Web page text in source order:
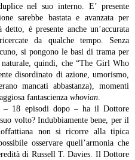
nel suo interno. E’ presente
sarebbe bastata e avanzata per
è presente anche un’accurata
da qualche tempo. Senza
si pongono le basi di trama per
naturale, quindi, che “The Girl Who
disordinato di azione, umorismo,
mancati abbastanza), momenti
fantascienza whovian
– 18 episodi dopo – ha il Dottore
volto? Indubbiamente bene, per il
non si ricorre alla tipica
osservare quell’armonia che
di Russell T. Davies. Il Dottore